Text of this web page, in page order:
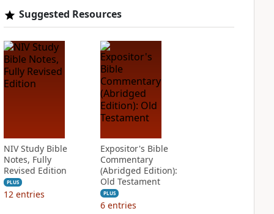
Suggested Resources
NIV Study Bible
Notes, Fully
Revised Edition
PLUS
12 entries
Expositor's Bible
Commentary
(Abridged Edition):
Old Testament
PLUS
6 entries